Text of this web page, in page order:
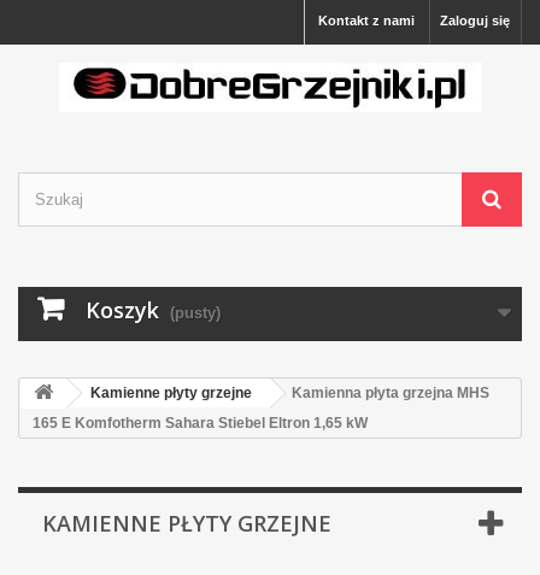
Zaloguj się
Kontakt z nami
Koszyk (pusty)
Kamienne płyty grzejne
Kamienna płyta grzejna MHS
165 E Komfotherm Sahara Stiebel Eltron 1,65 kW
KAMIENNE PŁYTY GRZEJNE